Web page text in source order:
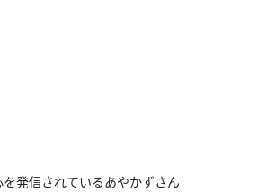
発信されているあやかずさん